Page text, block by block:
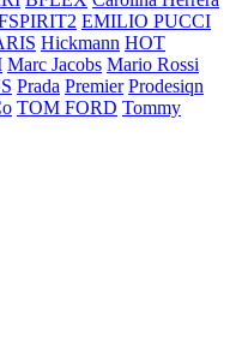
EMILIO PUCCI
Hickmann HOT
Marc Jacobs Mario Rossi
Prada Premier Prodesiqn
TOM FORD Tommy